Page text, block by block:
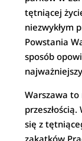
tętniącej
niezwykłym
Powstania
sposób
Warszawa to
się z
zakątków